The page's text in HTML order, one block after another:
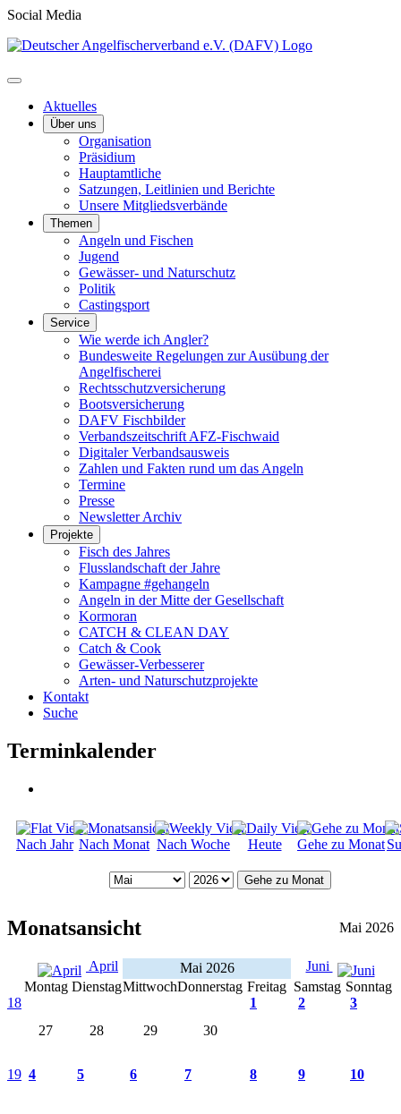
Social Media
Aktuelles
Über uns
Organisation
Präsidium
Hauptamtliche
Satzungen, Leitlinien und Berichte
Unsere Mitgliedsverbände
Themen
Angeln und Fischen
Jugend
Gewässer- und Naturschutz
Politik
Castingsport
Service
Wie werde ich Angler?
Bundesweite Regelungen zur Ausübung der
Angelfischerei
Rechtsschutzversicherung
Bootsversicherung
DAFV Fischbilder
Verbandszeitschrift AFZ-Fischwaid
Digitaler Verbandsausweis
Zahlen und Fakten rund um das Angeln
Termine
Presse
Newsletter Archiv
Projekte
Fisch des Jahres
Flusslandschaft der Jahre
Kampagne #gehangeln
Angeln in der Mitte der Gesellschaft
Kormoran
CATCH & CLEAN DAY
Catch & Cook
Gewässer-Verbesserer
Arten- und Naturschutzprojekte
Kontakt
Suche
Terminkalender
Nach Jahr Nach Monat Nach Woche Heute Gehe zu Monat
Gehe zu Monat
Monatsansicht Mai 2026
April Mai 2026
Juni
Montag DienstagMittwochDonnerstag Freitag Samstag Sonntag
18
27
28 29 30
1 2 3
19 4 5 6 7 8 9 10